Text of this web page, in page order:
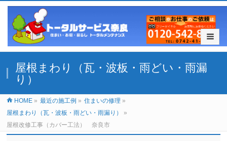
屋根まわり（瓦・波板・雨どい・雨漏
り）
HOME » 最近の施工例 » 住まいの修理 »
屋根まわり（瓦・波板・雨どい・雨漏り）
»
屋根改修工事（カバー工法） 奈良市